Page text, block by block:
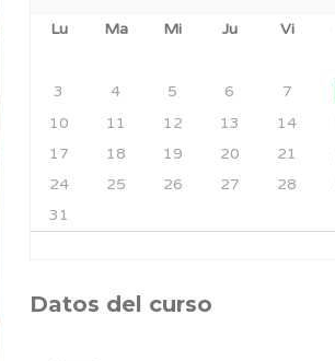
Lu Ma Mi Ju Vi
3
4 5 6 7
10
11 12 13 14
17
18 19 20 21
24
25 26 27 28
31
Datos del curso